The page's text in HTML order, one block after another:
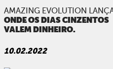
AMAZING EVOLUTION
ONDE OS DIAS CINZENTOS
VALEM DINHEIRO.
10.02.2022